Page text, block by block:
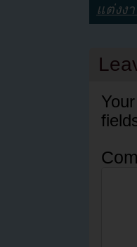
แต่งง